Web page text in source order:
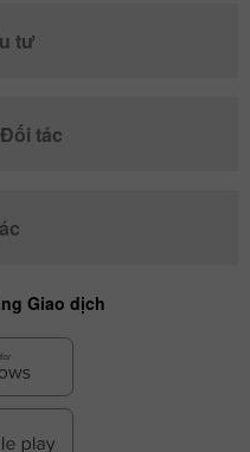
tư
tác
Giao dịch